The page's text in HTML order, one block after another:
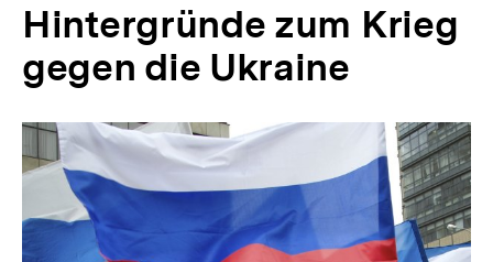
Hintergründe zum Krieg
gegen die Ukraine
Inhaltskarussell
überspringen